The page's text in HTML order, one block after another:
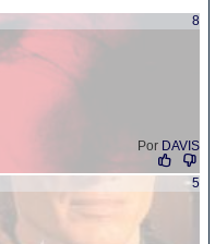
8
Por DAVIS
5